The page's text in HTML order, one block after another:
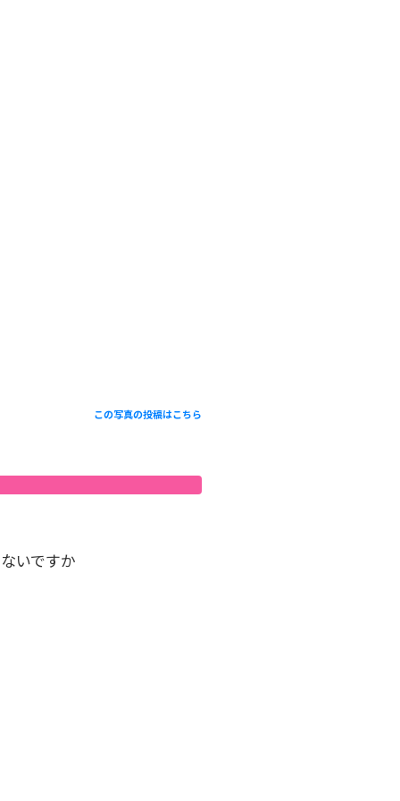
この写真の投稿はこちら
いですか